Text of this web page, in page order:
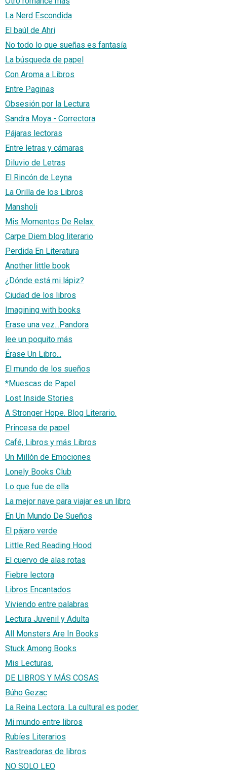
La Nerd Escondida
El baúl de Ahri
No todo lo que sueñas es fantasía
La búsqueda de papel
Con Aroma a Libros
Entre Paginas
Obsesión por la Lectura
Sandra Moya - Correctora
Pájaras lectoras
Entre letras y cámaras
Diluvio de Letras
El Rincón de Leyna
La Orilla de los Libros
Mansholi
Mis Momentos De Relax.
Carpe Diem blog literario
Perdida En Literatura
Another little book
¿Dónde está mi lápiz?
Ciudad de los libros
Imagining with books
Erase una vez...Pandora
lee un poquito más
Érase Un Libro...
El mundo de los sueños
*Muescas de Papel
Lost Inside Stories
A Stronger Hope. Blog Literario.
Princesa de papel
Café, Libros y más Libros
Un Millón de Emociones
Lonely Books Club
Lo que fue de ella
La mejor nave para viajar es un libro
En Un Mundo De Sueños
El pájaro verde
Little Red Reading Hood
El cuervo de alas rotas
Fiebre lectora
Libros Encantados
Viviendo entre palabras
Lectura Juvenil y Adulta
All Monsters Are In Books
Stuck Among Books
Mis Lecturas.
DE LIBROS Y MÁS COSAS
Búho Gezac
La Reina Lectora. La cultural es poder.
Mi mundo entre libros
Rubíes Literarios
Rastreadoras de libros
NO SOLO LEO